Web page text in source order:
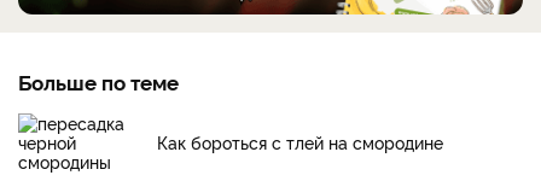
Больше по теме
Как бороться с тлей на смородине